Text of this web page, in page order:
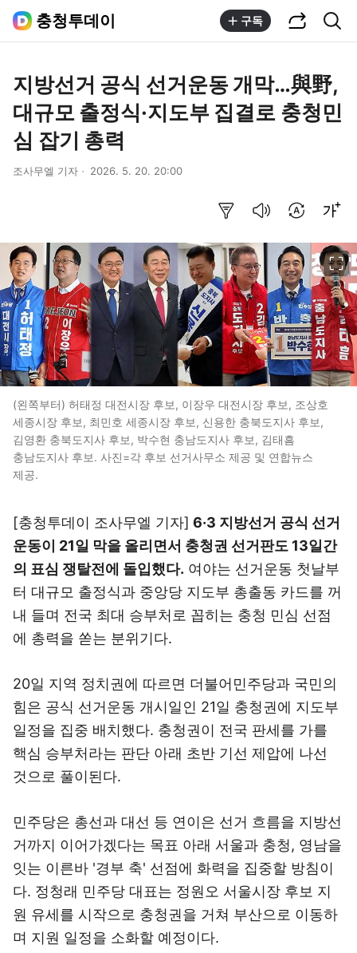
충청투데이 구독
지방선거 공식 선거운동 개막…與野,
대규모 출정식·지도부 집결로 충청민
심 잡기 총력
조사무엘 기자 2026. 5. 20. 20:00
(왼쪽부터) 허태정 대전시장 후보, 이장우 대전시장 후보, 조상호
세종시장 후보, 최민호 세종시장 후보, 신용한 충북도지사 후보,
김영환 충북도지사 후보, 박수현 충남도지사 후보, 김태흠
충남도지사 후보. 사진=각 후보 선거사무소 제공 및 연합뉴스
제공.
[충청투데이 조사무엘 기자] 6·3 지방선거 공식 선거
운동이 21일 막을 올리면서 충청권 선거판도 13일간
의 표심 쟁탈전에 돌입했다. 여야는 선거운동 첫날부
터 대규모 출정식과 중앙당 지도부 총출동 카드를 꺼
내 들며 전국 최대 승부처로 꼽히는 충청 민심 선점
에 총력을 쏟는 분위기다.
20일 지역 정치권에 따르면 더불어민주당과 국민의
힘은 공식 선거운동 개시일인 21일 충청권에 지도부
일정을 집중 배치했다. 충청권이 전국 판세를 가를
핵심 승부처라는 판단 아래 초반 기선 제압에 나선
것으로 풀이된다.
민주당은 총선과 대선 등 연이은 선거 흐름을 지방선
거까지 이어가겠다는 목표 아래 서울과 충청, 영남을
잇는 이른바 '경부 축' 선점에 화력을 집중할 방침이
다. 정청래 민주당 대표는 정원오 서울시장 후보 지
원 유세를 시작으로 충청권을 거쳐 부산으로 이동하
며 지원 일정을 소화할 예정이다.